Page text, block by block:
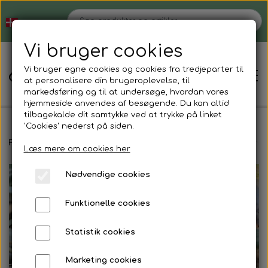
Hjem
Strømper der ikke strammer
Om
Forside
Vi bruger cookies
Vi bruger egne cookies og cookies fra tredjeparter til
at personalisere din brugeroplevelse, til
markedsføring og til at undersøge, hvordan vores
hjemmeside anvendes af besøgende. Du kan altid
tilbagekalde dit samtykke ved at trykke på linket
'Cookies' nederst på siden.
Læs mere om cookies her
Nødvendige cookies
Funktionelle cookies
Statistik cookies
Marketing cookies